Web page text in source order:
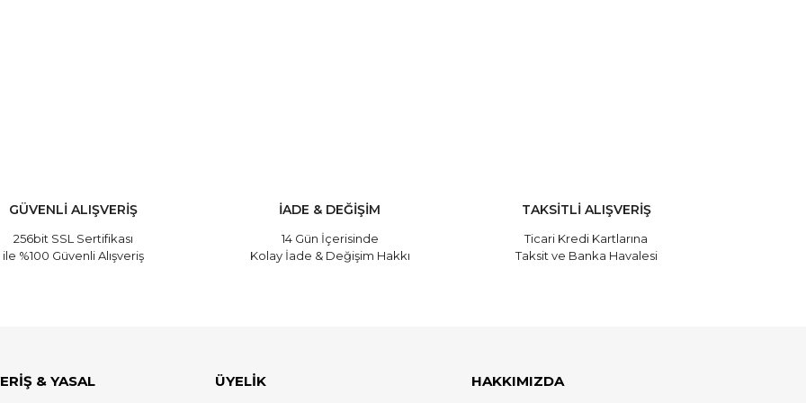
GÜVENLİ ALIŞVERİŞ
256bit SSL Sertifikası
ile %100 Güvenli Alışveriş
İADE & DEĞİŞİM
14 Gün İçerisinde
Kolay İade & Değişim Hakkı
TAKSİTLİ ALIŞVERİŞ
Ticari Kredi Kartlarına
Taksit ve Banka Havalesi
& YASAL ÜYELİK HAKKIMIZDA